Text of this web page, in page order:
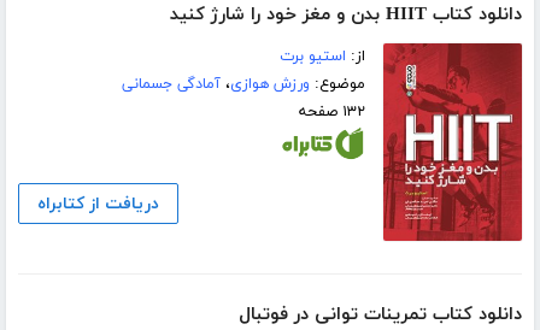
دانلود کتاب HIIT بدن و مغز خود را شارژ کنید
از: استیو برت
موضوع: ورزش هوازی،آمادگی جسمانی
۱۳۲ صفحه
دریافت از کتابراه
دانلود کتاب تمرینات توانی در فوتبال